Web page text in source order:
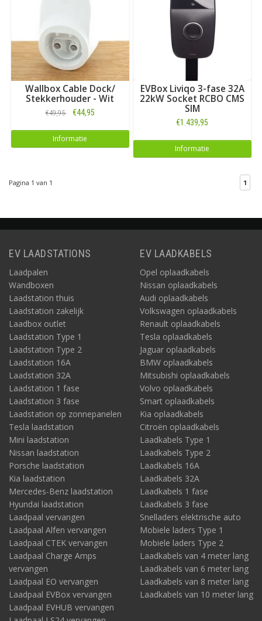
Wallbox Cable Dock/
Stekkerhouder - Wit
€49,95 €44,95
Informatie
EVBox Liviqo 3-fase 32A
22kW Socket RCBO CMS
SIM
€1.439,95
Informatie
Pagina 1 van 1 1
EV LAADSTATIONS
Laadpalen
Wandboxen
Laadstation thuis
Laadstation zakelijk
Laadbox outlet
Laadstation Type 1
Laadstation Type 2
Laadstation 16A
Laadstation 32A
Laadstation 1 fase
Laadstation 3 fase
Laadstation op zonnepanelen
Tesla laadstation
Mini laadstation
Nissan laadstation
Porsche laadstation
Kia laadstation
Mercedes-Benz laadstation
Hyundai laadstation
Laadpaal vervangen
Laadpaal Alfen vervangen
Laadpaal CTEK vervangen
Laadpaal Charge Amps
vervangen
Laadpaal EO vervangen
Laadpaal EVBox vervangen
Laadpaal EVHUB vervangen
EV LAADKABELS
Opel oplaadkabels
Nissan oplaadkabels
Audi oplaadkabels
Volkswagen oplaadkabels
Renault oplaadkabels
Tesla oplaadkabels
Jaguar oplaadkabels
BMW oplaadkabels
Mitsubishi oplaadkabels
Volvo oplaadkabels
Smart oplaadkabels
Kia oplaadkabels
Citroën oplaadkabels
Laadkabels Type 1
Laadkabels Type 2
Laadkabels 16A
Laadkabels 32A
Laadkabels 1 fase
Laadkabels 3 fase
Snelladers elektrische auto
Mobiele laders Type 1
Mobiele laders Type 2
Laadkabels van 4 meter lang
Laadkabels van 6 meter lang
Laadkabels van 8 meter lang
Laadkabels van 10 meter lang